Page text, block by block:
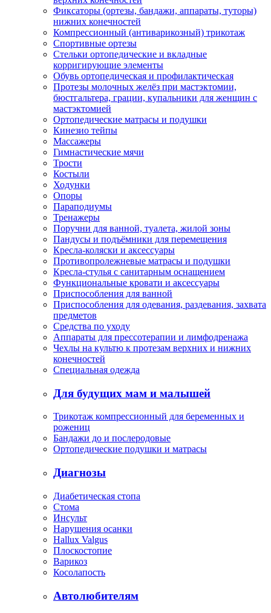
Фиксаторы (ортезы, бандажи, аппараты, туторы)
нижних конечностей
Компрессионный (антиварикозный) трикотаж
Спортивные ортезы
Стельки ортопедические и вкладные
корригирующие элементы
Обувь ортопедическая и профилактическая
Протезы молочных желёз при мастэктомии,
бюстгальтера, грации, купальники для женщин с
мастэктомией
Ортопедические матрасы и подушки
Кинезио тейпы
Массажеры
Гимнастические мячи
Трости
Костыли
Ходунки
Опоры
Параподиумы
Тренажеры
Поручни для ванной, туалета, жилой зоны
Пандусы и подъёмники для перемещения
Кресла-коляски и аксессуары
Противопролежневые матрасы и подушки
Кресла-стулья с санитарным оснащением
Функциональные кровати и аксессуары
Приспособления для ванной
Приспособления для одевания, раздевания, захвата
предметов
Средства по уходу
Аппараты для прессотерапии и лимфодренажа
Чехлы на культю к протезам верхних и нижних
конечностей
Специальная одежда
Для будущих мам и малышей
Трикотаж компрессионный для беременных и
рожениц
Бандажи до и послеродовые
Ортопедические подушки и матрасы
Диагнозы
Диабетическая стопа
Стома
Инсульт
Нарушения осанки
Hallux Valgus
Плоскостопие
Варикоз
Косолапость
Автолюбителям